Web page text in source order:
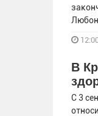
В
С 3